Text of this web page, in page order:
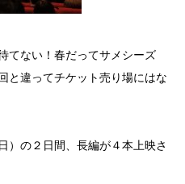
てない！春だってサメシーズ
と違ってチケット売り場にはな
）の２日間、長編が４本上映さ